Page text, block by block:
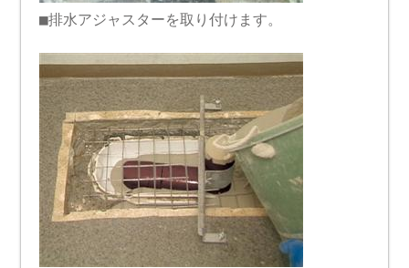
■排水アジャスターを取り付けます。